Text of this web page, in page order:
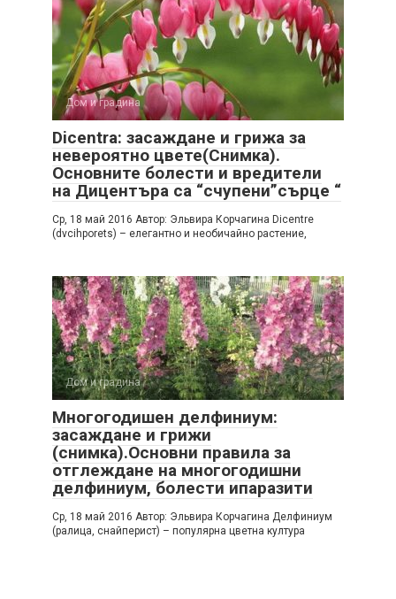
Дом и градина
Dicentra: засаждане и грижа за
невероятно цвете(Снимка).
Основните болести и вредители
на Дицентъра са “счупени”сърце “
Ср, 18 май 2016 Автор: Эльвира Корчагина Dicentre
(dvcihporets) – елегантно и необичайно растение,
Дом и градина
Многогодишен делфиниум:
засаждане и грижи
(снимка).Основни правила за
отглеждане на многогодишни
делфиниум, болести ипаразити
Ср, 18 май 2016 Автор: Эльвира Корчагина Делфиниум
(ралица, снайперист) – популярна цветна култура